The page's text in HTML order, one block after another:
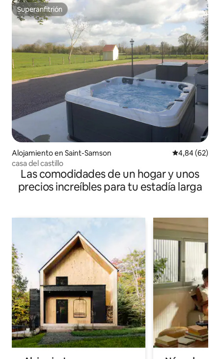
Superanfitrión
Superanfitrión
Alojamiento en Saint-Samson Calificación
4,84 (62)
casa del castillo
Las comodidades de un hogar y unos
precios increíbles para tu estadía larga